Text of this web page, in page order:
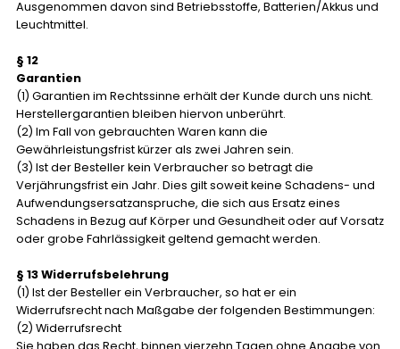
Ausgenommen davon sind Betriebsstoffe, Batterien/Akkus und
Leuchtmittel.
§ 12
Garantien
(1) Garantien im Rechtssinne erhält der Kunde durch uns nicht.
Herstellergarantien bleiben hiervon unberührt.
(2) Im Fall von gebrauchten Waren kann die
Gewährleistungsfrist kürzer als zwei Jahren sein.
(3) Ist der Besteller kein Verbraucher so betragt die
Verjährungsfrist ein Jahr. Dies gilt soweit keine Schadens- und
Aufwendungsersatzanspruche, die sich aus Ersatz eines
Schadens in Bezug auf Körper und Gesundheit oder auf Vorsatz
oder grobe Fahrlässigkeit geltend gemacht werden.
§ 13 Widerrufsbelehrung
(1) Ist der Besteller ein Verbraucher, so hat er ein
Widerrufsrecht nach Maßgabe der folgenden Bestimmungen:
(2) Widerrufsrecht
Sie haben das Recht, binnen vierzehn Tagen ohne Angabe von